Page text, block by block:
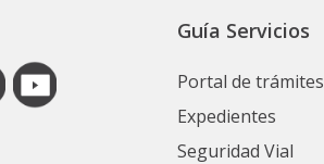
Guía Servicios
Portal de trámites
Expedientes
Seguridad Vial